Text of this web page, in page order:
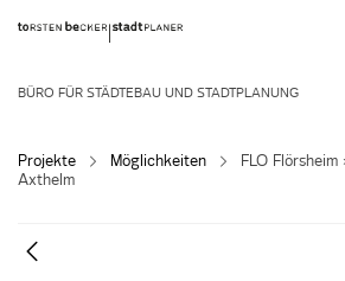
BÜRO FÜR STÄDTEBAU UND STADTPLANUNG
Projekte Möglichkeiten
FLO
Axthelm